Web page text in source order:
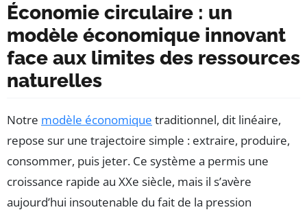
Économie circulaire : un
modèle économique innovant
face aux limites des ressources
naturelles
Notre modèle économique traditionnel, dit linéaire,
repose sur une trajectoire simple : extraire, produire,
consommer, puis jeter. Ce système a permis une
croissance rapide au XXe siècle, mais il s’avère
aujourd’hui insoutenable du fait de la pression